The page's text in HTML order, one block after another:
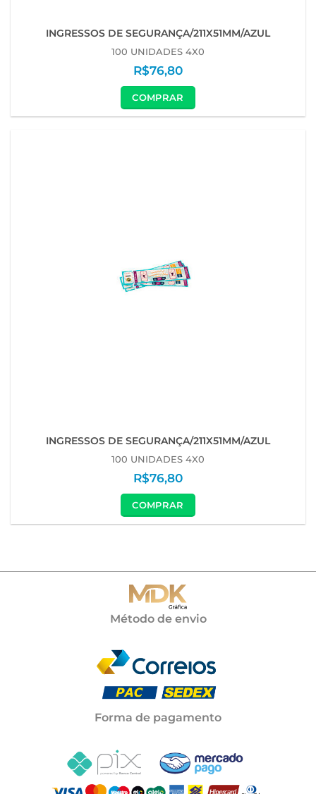
INGRESSOS DE SEGURANÇA/211X51MM/AZUL
100 UNIDADES 4X0
R$76,80
COMPRAR
INGRESSOS DE SEGURANÇA/211X51MM/AZUL
100 UNIDADES 4X0
R$76,80
COMPRAR
Método de envio
Forma de pagamento